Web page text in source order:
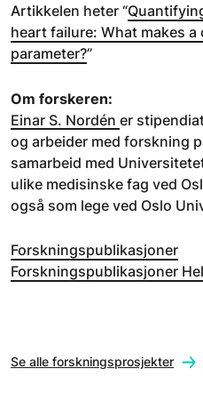
Artikkelen heter “
heart failure: What makes
parameter?”
Om forskeren:
Einar S. Nordén er
og arbeider med forskning
samarbeid med
ulike medisinske fag ved
også som lege ved Oslo
Forskningspublikasjoner
Forskningspublikasjoner
Se alle forskningsprosjekter